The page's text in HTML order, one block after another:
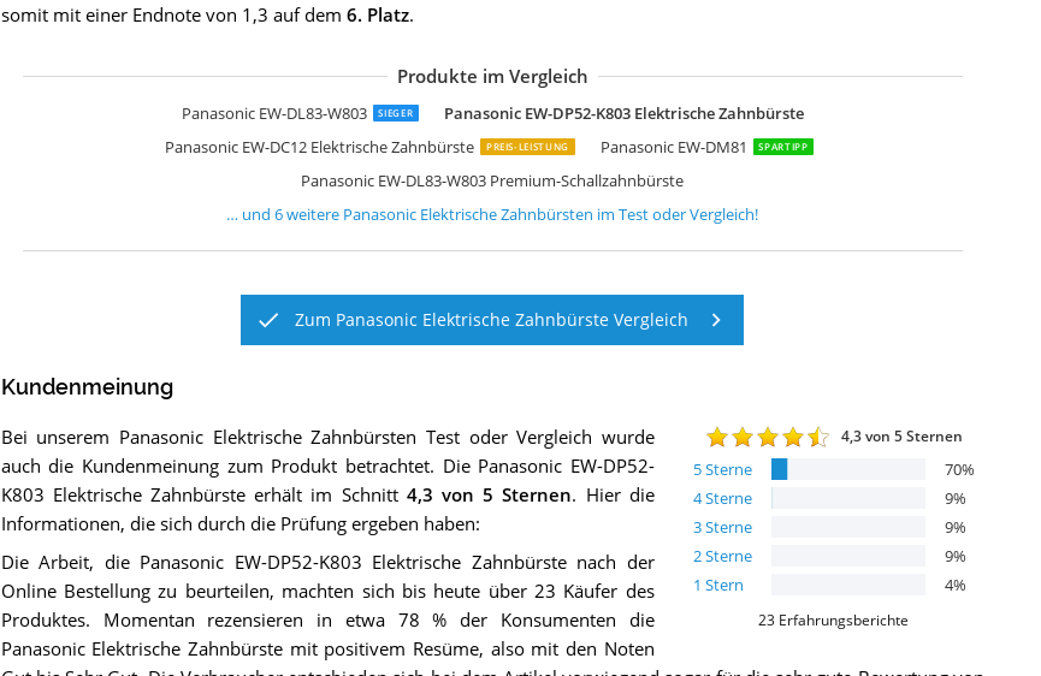
somit mit einer Endnote von 1,3 auf dem 6. Platz.
Produkte im Vergleich
Panasonic EW-DL83-W803 SIEGER
Panasonic EW-DP52-K803 Elektrische Zahnbürste
Panasonic EW-DC12 Elektrische Zahnbürste
PREIS-LEISTUNG Panasonic EW-DM81 SPARTIPP
Panasonic EW-DL83-W803 Premium-Schallzahnbürste
Panasonic EW-DL83-W803 Premium-Schallzahnbürste
Panasonic EW-DL83-W803 Premium-Schallzahnbürste
Panasonic EW-DL83-W803 Premium-Schallzahnbürste
Panasonic EW-DM81-K503 Elektrische Zahnbürste
Panasonic EW-DM81-G503 Elektrische Zahnbürste
Panasonic Schallzahnbürste EW-DM81 mit Soft-Start-Funktion
… und6weitere Panasonic Elektrische Zahnbürsten im Test oder Vergleich!
Zum Panasonic Elektrische Zahnbürste Vergleich
Kundenmeinung
4,3von 5 Sternen
5Sterne 70%
4Sterne 9%
3Sterne 9%
2Sterne 9%
1 Stern 4%
23 Erfahrungsberichte
Bei unserem Panasonic Elektrische Zahnbürsten Test oder Vergleich wurde
auch die Kundenmeinung zum Produkt betrachtet. Die Panasonic EW-DP52-
K803 Elektrische Zahnbürste erhält im Schnitt 4,3 von 5 Sternen. Hier die
Informationen, die sich durch die Prüfung ergeben haben:
Die Arbeit, die Panasonic EW-DP52-K803 Elektrische Zahnbürste nach der
Online Bestellung zu beurteilen, machten sich bis heute über 23 Käufer des
Produktes. Momentan rezensieren in etwa 78 % der Konsumenten die
Panasonic Elektrische Zahnbürste mit positivem Resüme, also mit den Noten